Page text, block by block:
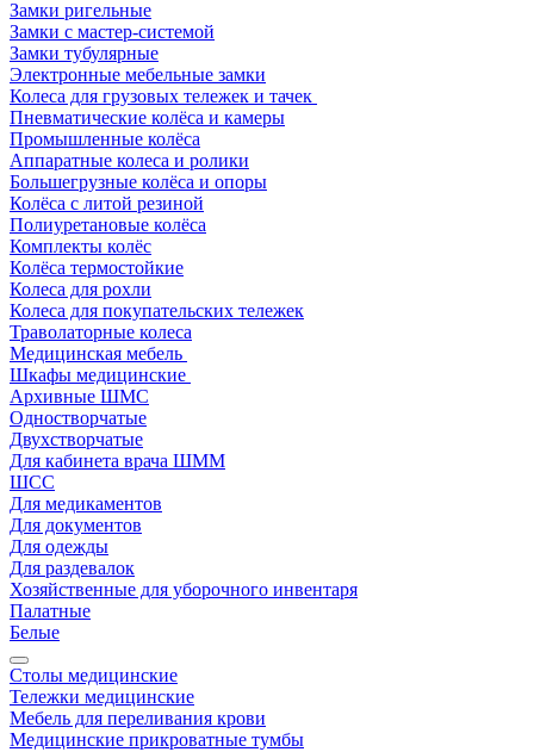
Замки ригельные
Замки с мастер-системой
Замки тубулярные
Электронные мебельные замки
Колеса для грузовых тележек и тачек
Пневматические колёса и камеры
Промышленные колёса
Аппаратные колеса и ролики
Большегрузные колёса и опоры
Колёса с литой резиной
Полиуретановые колёса
Комплекты колёс
Колёса термостойкие
Колеса для рохли
Колеса для покупательских тележек
Траволаторные колеса
Медицинская мебель
Шкафы медицинские
Архивные ШМС
Одностворчатые
Двухстворчатые
Для кабинета врача ШММ
ШСС
Для медикаментов
Для документов
Для одежды
Для раздевалок
Хозяйственные для уборочного инвентаря
Палатные
Белые
Столы медицинские
Тележки медицинские
Мебель для переливания крови
Медицинские прикроватные тумбы